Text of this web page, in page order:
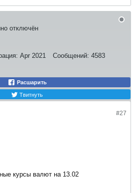
отключён
Apr 2021 Сообщений: 4583
Расшарить
Твитнуть
#27
курсы валют на 13.02